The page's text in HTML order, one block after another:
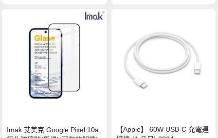
Imak 艾美克 Google Pixel 10a
【Apple】 60W USB-C 充電連